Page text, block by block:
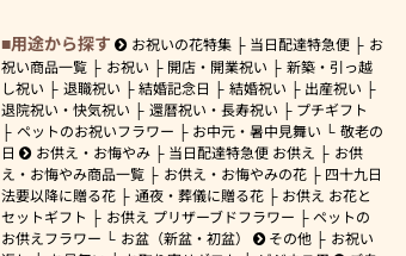
用途から探す お祝いの花特集 当日配達特急便
お
祝い商品一覧
お祝い 開店・開業祝い
新築・引っ越
し祝い
退職祝い 結婚記念日 結婚祝い
出産祝い
退院祝い・快気祝い
還暦祝い・長寿祝い
プチギフト
ペットのお祝いフラワー
お中元・暑中見舞い
敬老の
日
お供え・お悔やみ 当日配達特急便 お供え
お供
え・お悔やみ商品一覧
お供え・お悔やみの花
四十九日
法要以降に贈る花
通夜・葬儀に贈る花
お供え お花と
セットギフト
お供え プリザーブドフラワー
ペットの
お供えフラワー
お盆（新盆・初盆） その他
お祝い